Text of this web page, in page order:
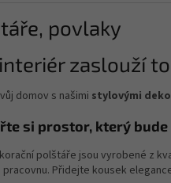
povlaky
zaslouží
domov s našimi stylovými
si prostor, který
polštáře jsou vyrobené z
pracovnu. Přidejte kousek